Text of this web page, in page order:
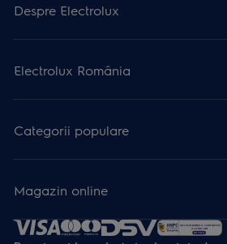
Despre Electrolux
Electrolux România
Categorii populare
Magazin online